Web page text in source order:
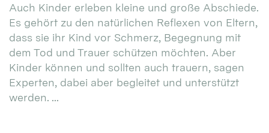
Auch Kinder erleben kleine und große Abschiede.
Es gehört zu den natürlichen Reflexen von Eltern,
dass sie ihr Kind vor Schmerz, Begegnung mit
dem Tod und Trauer schützen möchten. Aber
Kinder können und sollten auch trauern, sagen
Experten, dabei aber begleitet und unterstützt
werden. ...